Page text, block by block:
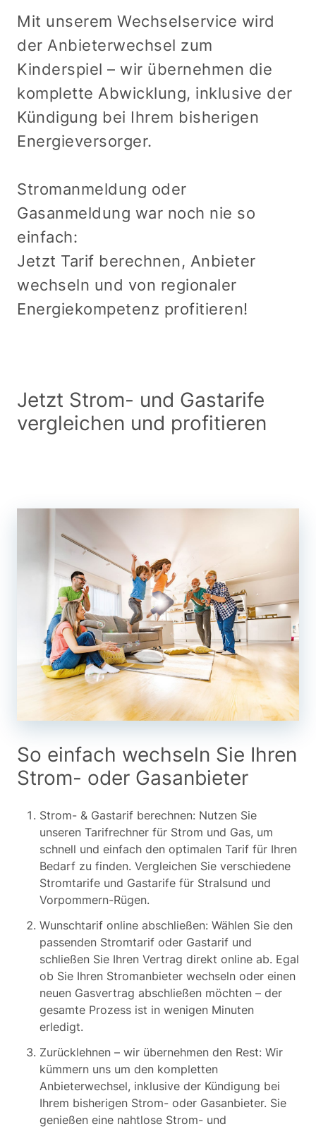
Mit unserem Wechselservice wird
der Anbieterwechsel zum
Kinderspiel – wir übernehmen die
komplette Abwicklung, inklusive der
Kündigung bei Ihrem bisherigen
Energieversorger.
Stromanmeldung oder
Gasanmeldung war noch nie so
einfach:
Jetzt Tarif berechnen, Anbieter
wechseln und von regionaler
Energiekompetenz profitieren!
Jetzt Strom- und Gastarife
vergleichen und profitieren
So einfach wechseln Sie Ihren
Strom- oder Gasanbieter
Strom- & Gastarif berechnen: Nutzen Sie
unseren Tarifrechner für Strom und Gas, um
schnell und einfach den optimalen Tarif für Ihren
Bedarf zu finden. Vergleichen Sie verschiedene
Stromtarife und Gastarife für Stralsund und
Vorpommern-Rügen.
Wunschtarif online abschließen: Wählen Sie den
passenden Stromtarif oder Gastarif und
schließen Sie Ihren Vertrag direkt online ab. Egal
ob Sie Ihren Stromanbieter wechseln oder einen
neuen Gasvertrag abschließen möchten – der
gesamte Prozess ist in wenigen Minuten
erledigt.
Zurücklehnen – wir übernehmen den Rest: Wir
kümmern uns um den kompletten
Anbieterwechsel, inklusive der Kündigung bei
Ihrem bisherigen Strom- oder Gasanbieter. Sie
genießen eine nahtlose Strom- und